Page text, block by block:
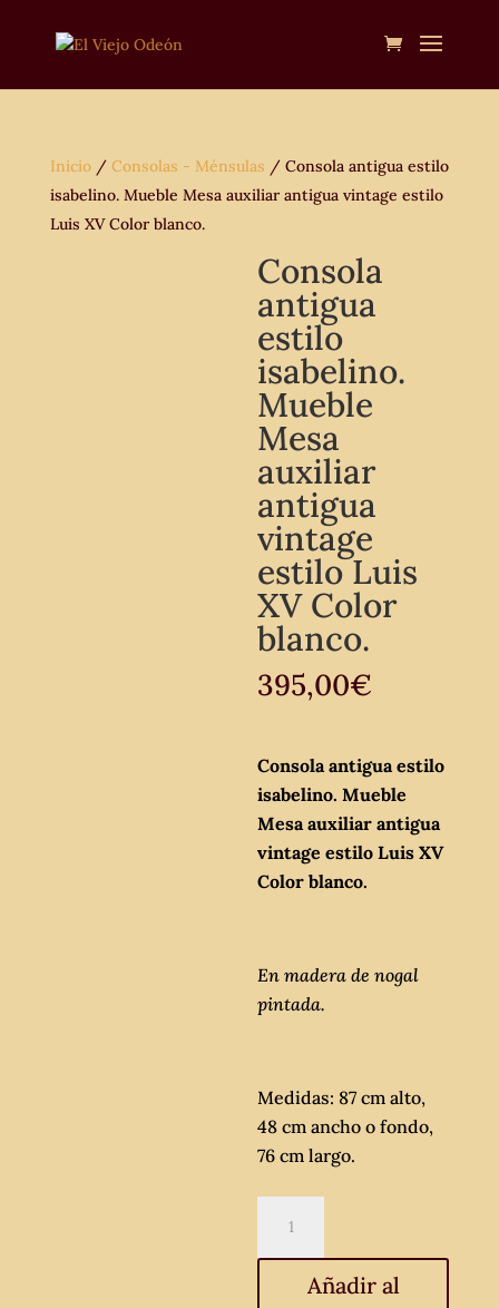
Inicio/ Consolas - Ménsulas / Consola antigua estilo
isabelino. Mueble Mesa auxiliar antigua vintage estilo
Luis XV Color blanco.
Consola
antigua
estilo
isabelino.
Mueble
Mesa
auxiliar
antigua
vintage
estilo Luis
XV Color
blanco.
395,00€
Consola antigua estilo
isabelino. Mueble
Mesa auxiliar antigua
vintage estilo Luis XV
Color blanco.
En madera de nogal
pintada.
Medidas: 87 cm alto,
48 cm ancho o fondo,
76 cm largo.
antigua
estilo
isabelino.Añadir al